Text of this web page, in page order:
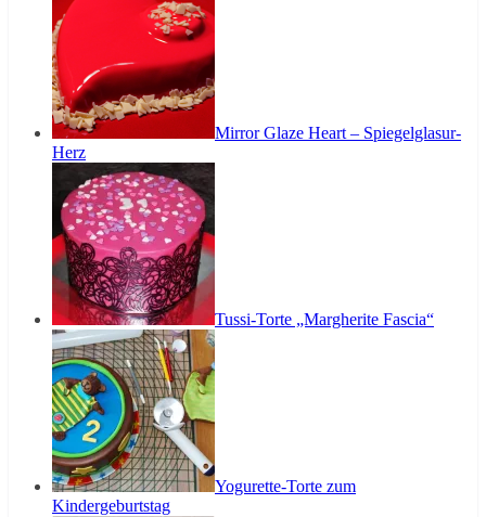
Mirror Glaze Heart – Spiegelglasur-
Herz
Tussi-Torte „Margherite Fascia“
Yogurette-Torte zum
Kindergeburtstag